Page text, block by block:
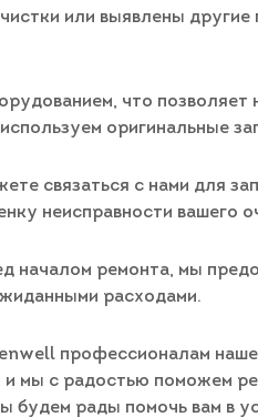
или выявлены
что
оригинальные
связаться с нами для
неисправности вашего
началом ремонта, мы
расходами.
профессионалам
мы с радостью поможем
будем рады помочь вам в